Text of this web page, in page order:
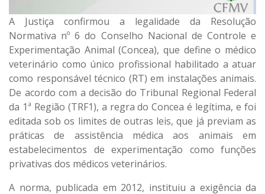
A Justiça confirmou a legalidade da Resolução
Normativa nº 6 do Conselho Nacional de Controle e
Experimentação Animal (Concea), que define o médico
veterinário como único profissional habilitado a atuar
como responsável técnico (RT) em instalações animais.
De acordo com a decisão do Tribunal Regional Federal
da 1ª Região (TRF1), a regra do Concea é legítima, e foi
editada sob os limites de outras leis, que já previam as
práticas de assistência médica aos animais em
estabelecimentos de experimentação como funções
privativas dos médicos veterinários.
A norma, publicada em 2012, instituiu a exigência da